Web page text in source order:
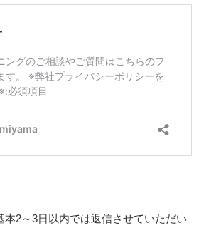
2～3日以内では返信させていただい